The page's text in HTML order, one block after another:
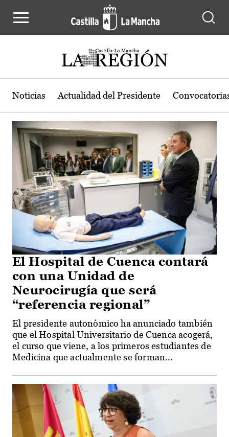
Actualidad de la región de Castilla-
Noticias Actualidad del Presidente
El Hospital de Cuenca contará
con una Unidad de
Neurocirugía que será
“referencia regional”
El presidente autonómico ha anunciado también
que el Hospital Universitario de Cuenca acogerá,
el curso que viene, a los primeros estudiantes de
Medicina que actualmente se forman...